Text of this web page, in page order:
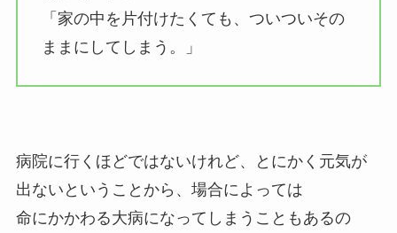
「家の中を片付けたくても、ついついその
ままにしてしまう。」
病院に行くほどではないけれど、とにかく元気が
出ないということから、場合によっては
命にかかわる大病になってしまうこともあるの